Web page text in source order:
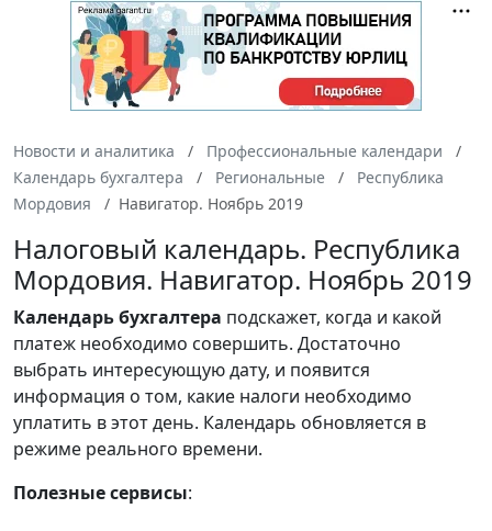
Новости и аналитика
Профессиональные календари
Календарь бухгалтера
Региональные
Республика
Мордовия
Навигатор. Ноябрь 2019
Налоговый календарь. Республика
Мордовия. Навигатор. Ноябрь 2019
Календарьбухгалтера подскажет, когда и какой
платеж необходимо совершить. Достаточно
выбрать интересующую дату, и появится
информация о том, какие налоги необходимо
уплатить в этот день. Календарь обновляется в
режиме реального времени.
Полезные сервисы: